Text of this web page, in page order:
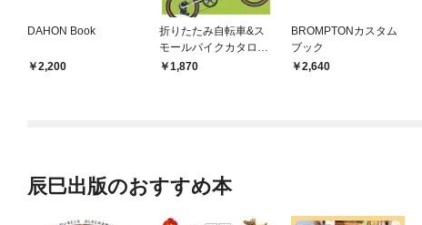
DAHON Book
2,200
折りたたみ自転車&ス
モールバイクカタログ
2026
1,870
BROMPTONカスタム
ブック
2,640
辰巳出版のおすすめ本